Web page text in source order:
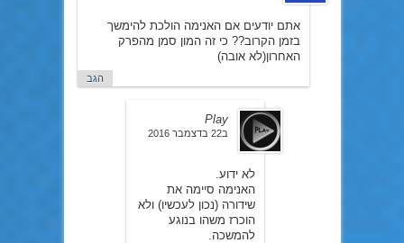
אתם יודעים אם האנימה הולכת להימשך
בזמן הקרוב?? כי זה המון סמן מהפרק
האחרון(לא אובה)
הגב
Play
ב22 בדצמבר 2016
לא ידוע.
האנימה סיימה את
שידורה (נכון לעכשיו) ולא
הוכרז משהו בנוגע
להמשכה.